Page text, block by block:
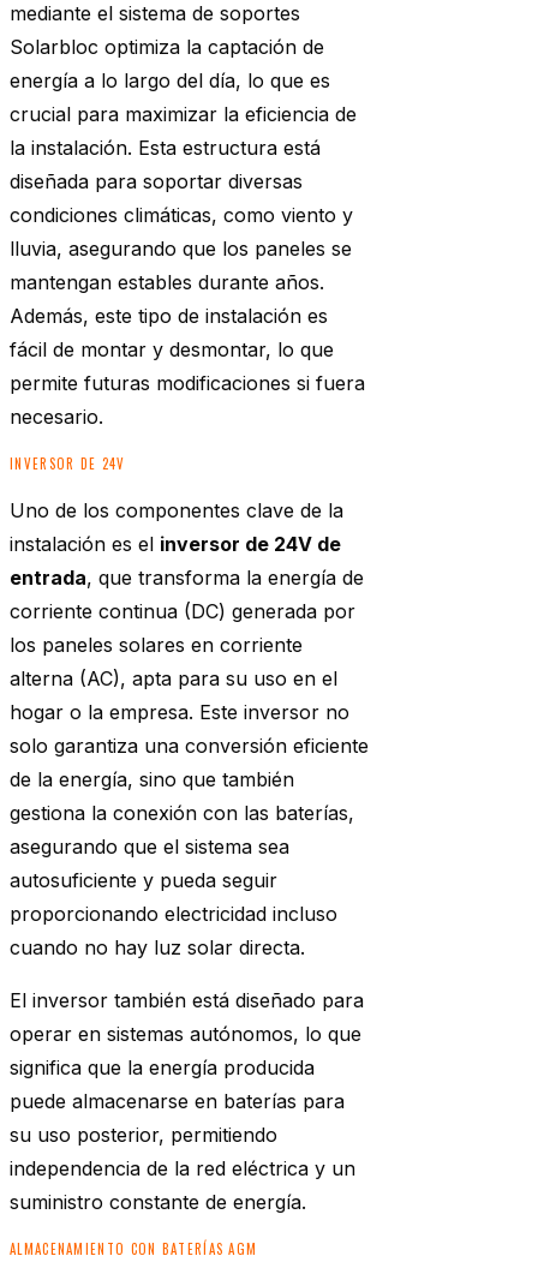
mediante el sistema de soportes
Solarbloc optimiza la captación de
energía a lo largo del día, lo que es
crucial para maximizar la eficiencia de
la instalación. Esta estructura está
diseñada para soportar diversas
condiciones climáticas, como viento y
lluvia, asegurando que los paneles se
mantengan estables durante años.
Además, este tipo de instalación es
fácil de montar y desmontar, lo que
permite futuras modificaciones si fuera
necesario.
INVERSOR DE 24V
Uno de los componentes clave de la
instalación es el inversor de 24V de
entrada, que transforma la energía de
corriente continua (DC) generada por
los paneles solares en corriente
alterna (AC), apta para su uso en el
hogar o la empresa. Este inversor no
solo garantiza una conversión eficiente
de la energía, sino que también
gestiona la conexión con las baterías,
asegurando que el sistema sea
autosuficiente y pueda seguir
proporcionando electricidad incluso
cuando no hay luz solar directa.
El inversor también está diseñado para
operar en sistemas autónomos, lo que
significa que la energía producida
puede almacenarse en baterías para
su uso posterior, permitiendo
independencia de la red eléctrica y un
suministro constante de energía.
ALMACENAMIENTO CON BATERÍAS AGM